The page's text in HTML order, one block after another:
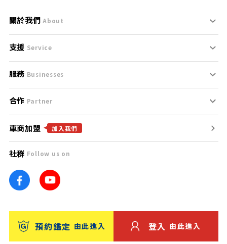
關於我們 About
刊登規範
服務條款
免責聲明
隱私權政策
團隊
車訊網
台灣優良中古車商大獎
支援 Service
支援中心
聯絡我們
服務 Businesses
什麼是Goo鑑定？
找好車
找好店
找海外車
消費者評價
保固
合作 Partner
合作夥伴
廣告合作
車商加盟 加入我們
社群 Follow us on
預約鑑定 由此進入 登入 由此進入